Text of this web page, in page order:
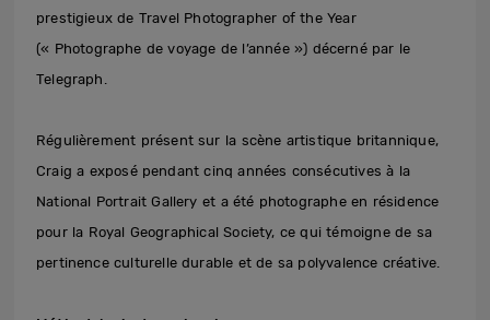
prestigieux de Travel Photographer of the Year
(« Photographe de voyage de l’année ») décerné par le
Telegraph.
Régulièrement présent sur la scène artistique britannique,
Craig a exposé pendant cinq années consécutives à la
National Portrait Gallery et a été photographe en résidence
pour la Royal Geographical Society, ce qui témoigne de sa
pertinence culturelle durable et de sa polyvalence créative.